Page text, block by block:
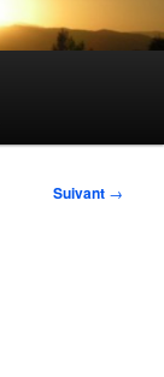
Suivant →